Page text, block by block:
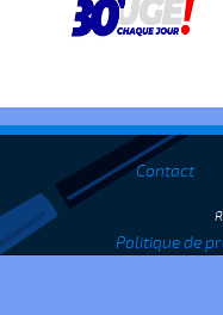
Contact
Politique de